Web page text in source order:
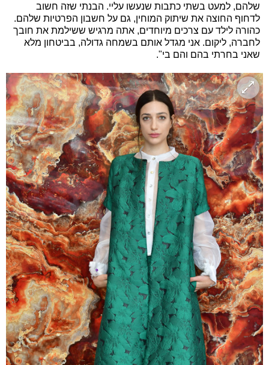
שלהם, למעט בשתי כתבות שנעשו עליי. הבנתי שזה חשוב
לדחוף החוצה את שיתוק המוחין, גם על חשבון הפרטיות שלהם.
כהורה לילד עם צרכים מיוחדים, אתה מרגיש ששילמת את חובך
לחברה, ליקום. אני מגדל אותם בשמחה גדולה, בביטחון מלא
שאני בחרתי בהם והם בי".